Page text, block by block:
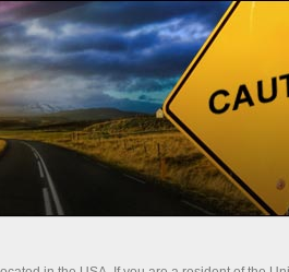
ำไรสูง